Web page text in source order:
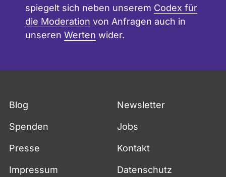
spiegelt sich neben unserem Codex für
die Moderation von Anfragen auch in
unseren Werten wider.
Blog Newsletter
Spenden Jobs
Presse Kontakt
Impressum Datenschutz